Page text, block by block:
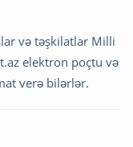
və təşkilatlar Milli
elektron poçtu və
verə bilərlər.